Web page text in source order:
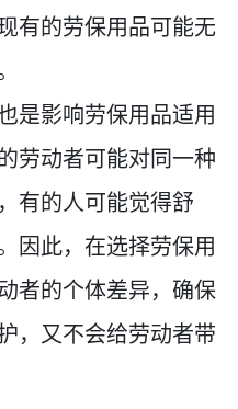
有的劳保用品可能无
是影响劳保用品适用
劳动者可能对同一种
有的人可能觉得舒
因此，在选择劳保用
者的个体差异，确保
，又不会给劳动者带